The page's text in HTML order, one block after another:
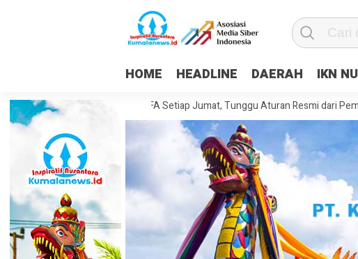
HOME HEADLINE DAERAH IKN
Pertahankan WFA Setiap Jumat, Tunggu Aturan Resmi dari Pemerintah